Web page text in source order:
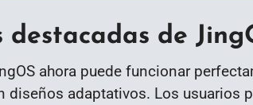
destacadas de
ahora puede funcionar
diseños adaptativos. Los usuarios